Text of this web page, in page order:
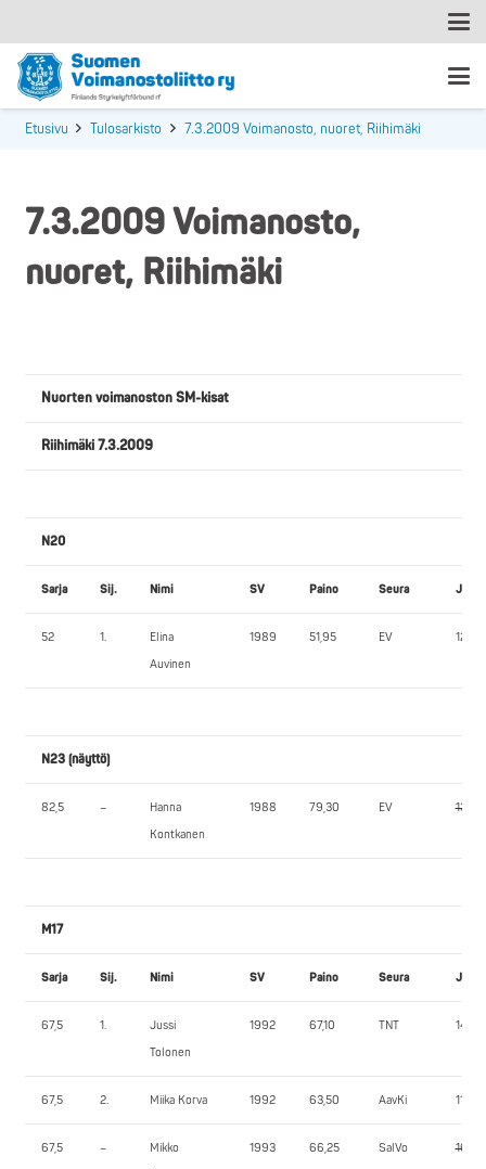
Etusivu Tulosarkisto 7.3.2009 Voimanosto, nuoret, Riihimäki
7.3.2009 Voimanosto,
nuoret, Riihimäki
Nuorten voimanoston SM-kisat
Riihimäki 7.3.2009
N20
Sarja Sij. Nimi SV Paino Seura JK1
52 1.
Elina
Auvinen
1989 51,95 EV 120,0
N23 (näyttö)
82,5 –
Hanna
Kontkanen
1988 79,30 EV 130,0
M17
Sarja Sij. Nimi SV Paino Seura JK1
67,5 1.
Jussi
Tolonen
1992 67,10 TNT 140,0
67,5 2. Miika Korva 1992 63,50 AavKi 110,0
67,5 –
Mikko
1993 66,25 SalVo 160,0